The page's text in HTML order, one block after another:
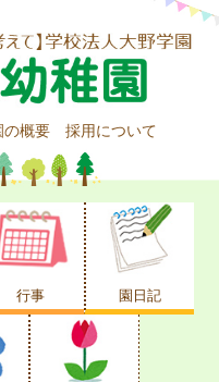
の概要 採用について
行事 園日記